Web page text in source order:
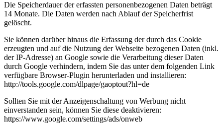
Die Speicherdauer der erfassten personenbezogenen Daten beträgt
14 Monate. Die Daten werden nach Ablauf der Speicherfrist
gelöscht.
Sie können darüber hinaus die Erfassung der durch das Cookie
erzeugten und auf die Nutzung der Webseite bezogenen Daten (inkl.
der IP-Adresse) an Google sowie die Verarbeitung dieser Daten
durch Google verhindern, indem Sie das unter dem folgenden Link
verfügbare Browser-Plugin herunterladen und installieren:
http://tools.google.com/dlpage/gaoptout?hl=de
Sollten Sie mit der Anzeigenschaltung von Werbung nicht
einverstanden sein, können Sie diese deaktivieren:
https://www.google.com/settings/ads/onweb